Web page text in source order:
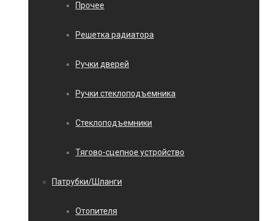
Прочее
Решетка радиатора
Ручки дверей
Ручки стеклоподъемника
Стеклоподъемники
Тягово-сцепное устройство
Патрубки/Шланги
Отопителя